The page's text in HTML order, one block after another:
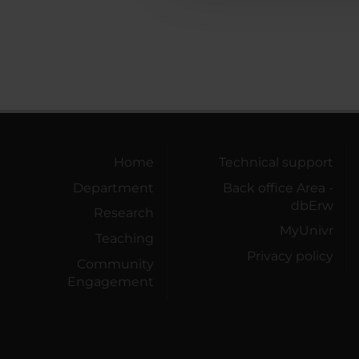
Home
Department
Research
Teaching
Community
Engagement
Technical support
Back office Area -
dbErw
MyUnivr
Privacy policy